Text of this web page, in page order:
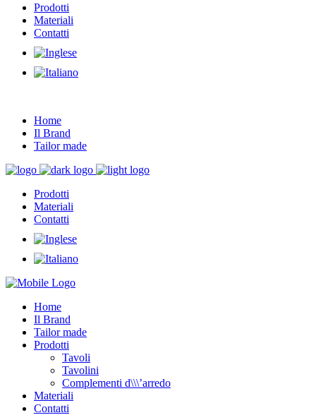
Prodotti
Materiali
Contatti
Home
Il Brand
Tailor made
Prodotti
Materiali
Contatti
Home
Il Brand
Tailor made
Prodotti
Tavoli
Tavolini
Complementi d\\\’arredo
Materiali
Contatti